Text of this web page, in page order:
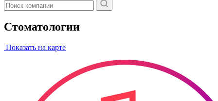
Стоматологии
Показать на карте